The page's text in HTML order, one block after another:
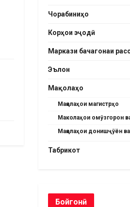
Чорабиниҳо
Корҳои эҷодӣ
Маркази бачагонаи
Эълон
Мақолаҳо
Мақолаҳои магистрҳо
Маколаҳои омӯзгорон
Мақолаҳои донишҷӯён
Табрикот
Бойгонӣ